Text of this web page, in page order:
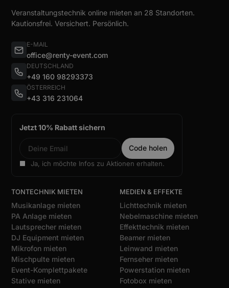
Veranstaltungstechnik online mieten an 28 Standorten.
Kautionsfrei. Versichert. Persönlich.
E-MAIL
office@renty-event.com
DEUTSCHLAND
+49 160 98293373
ÖSTERREICH
+43 316 231064
Jetzt 10% Rabatt sichern
Ja, ich möchte Infos zu Aktionen erhalten.
TONTECHNIK MIETEN
Musikanlage mieten
PA Anlage mieten
Lautsprecher mieten
DJ Equipment mieten
Mikrofon mieten
Mischpulte mieten
Event-Komplettpakete
Stative mieten
MEDIEN & EFFEKTE
Lichttechnik mieten
Nebelmaschine mieten
Effekttechnik mieten
Beamer mieten
Leinwand mieten
Fernseher mieten
Powerstation mieten
Fotobox mieten